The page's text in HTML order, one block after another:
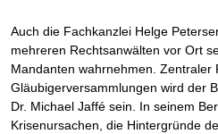
Auch die Fachkanzlei Helge
mehreren Rechtsanwälten vor Ort
Mandanten wahrnehmen. Zentraler
Gläubigerversammlungen wird der
Dr. Michael Jaffé sein. In seinem
Krisenursachen, die Hintergründe